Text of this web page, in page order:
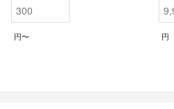
円〜 円